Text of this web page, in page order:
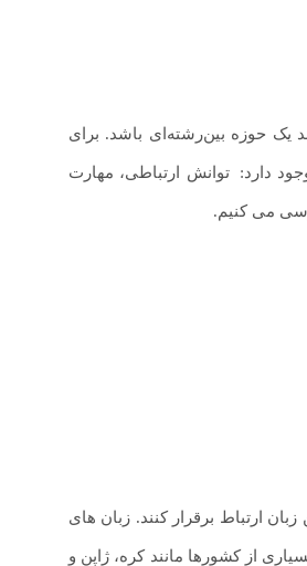
یک حوزه بین‌رشته‌ای باشد. برای
دارد: توانش ارتباطی، مهارت
می کنیم.
زبان ارتباط برقرار کنند. زبان های
از کشورها مانند کره، ژاپن و